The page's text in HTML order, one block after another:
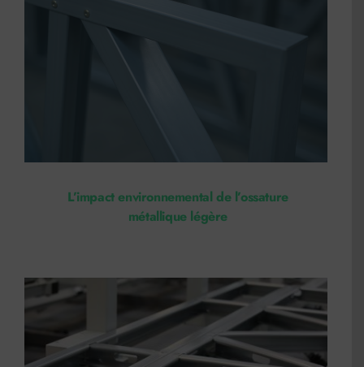
L’impact environnemental de l’ossature
métallique légère